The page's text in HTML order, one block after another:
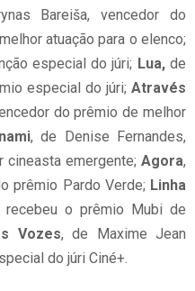
Bareiša, vencedor do
atuação para o elenco;
especial do júri; Lua,de
especial do júri; Através
do prêmio de melhor
, de Denise Fernandes,
cineasta emergente; Agora,
prêmio Pardo Verde; Linha
o prêmio Mubi de
Vozes, de Maxime Jean
do júri Ciné+.